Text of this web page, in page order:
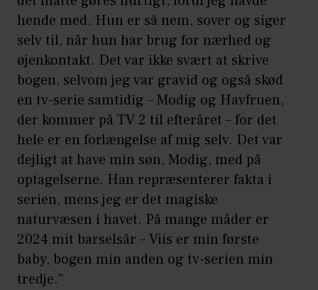
hende med. Hun er så nem, sover og siger
selv til, når hun har brug for nærhed og
øjenkontakt. Det var ikke svært at skrive
bogen, selvom jeg var gravid og også skød
en tv-serie samtidig – Modig og Havfruen,
der kommer på TV 2 til efteråret – for det
hele er en forlængelse af mig selv. Det var
dejligt at have min søn, Modig, med på
optagelserne. Han repræsenterer fakta i
serien, mens jeg er det magiske
naturvæsen i havet. På mange måder er
2024 mit barselsår – Viis er min første
baby, bogen min anden og tv-serien min
tredje.”